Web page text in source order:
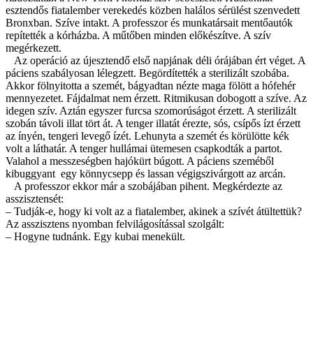
esztendős fiatalember verekedés közben halálos sérülést szenvedett
Bronxban. Szíve intakt. A professzor és munkatársait mentőautók
repítették a kórházba. A műtőben minden előkészítve. A szív
megérkezett.
Az operáció az újesztendő első napjának déli órájában ért véget. A
páciens szabályosan lélegzett. Begördítették a sterilizált szobába.
Akkor fölnyitotta a szemét, bágyadtan nézte maga fölött a hófehér
mennyezetet. Fájdalmat nem érzett. Ritmikusan dobogott a szíve. Az
idegen szív. Aztán egyszer furcsa szomorúságot érzett. A sterilizált
szobán távoli illat tört át. A tenger illatát érezte, sós, csípős ízt érzett
az ínyén, tengeri levegő ízét. Lehunyta a szemét és körülötte kék
volt a láthatár. A tenger hullámai ütemesen csapkodták a partot.
Valahol a messzeségben hajókürt búgott. A páciens szeméből
kibuggyant egy könnycsepp és lassan végigszivárgott az arcán.
A professzor ekkor már a szobájában pihent. Megkérdezte az
asszisztensét:
– Tudják-e, hogy ki volt az a fiatalember, akinek a szívét átültettük?
Az asszisztens nyomban felvilágosítással szolgált:
– Hogyne tudnánk. Egy kubai menekült.